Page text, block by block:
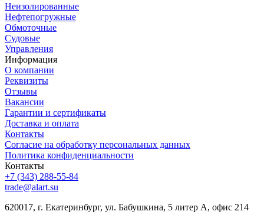
Неизолированные
Нефтепогружные
Обмоточные
Судовые
Управления
Информация
О компании
Реквизиты
Отзывы
Вакансии
Гарантии и сертификаты
Доставка и оплата
Контакты
Согласие на обработку персональных данных
Политика конфиденциальности
Контакты
+7 (343) 288-55-84
trade@alart.su
620017, г. Екатеринбург, ул. Бабушкина, 5 литер А, офис 214